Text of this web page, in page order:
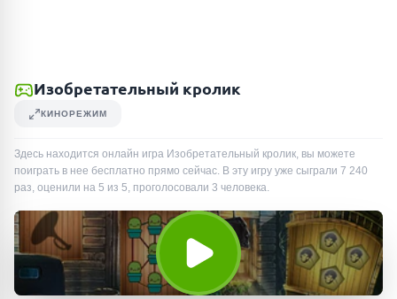
Изобретательный кролик
КИНОРЕЖИМ
Здесь находится онлайн игра Изобретательный кролик, вы можете
поиграть в нее бесплатно прямо сейчас. В эту игру уже сыграли 7 240
раз, оценили на 5 из 5, проголосовали 3 человека.